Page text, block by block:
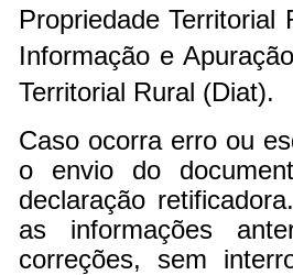
Propriedade
Informação e
Territorial Rural (Diat).
Caso ocorra erro ou
o envio do
declaração
as informações
correções, sem